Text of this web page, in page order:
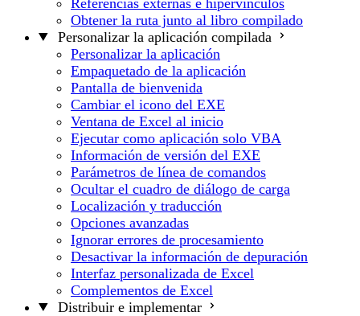
Obtener la ruta junto al libro compilado
Personalizar la aplicación compilada
Personalizar la aplicación
Empaquetado de la aplicación
Pantalla de bienvenida
Cambiar el icono del EXE
Ventana de Excel al inicio
Ejecutar como aplicación solo VBA
Información de versión del EXE
Parámetros de línea de comandos
Ocultar el cuadro de diálogo de carga
Localización y traducción
Opciones avanzadas
Ignorar errores de procesamiento
Desactivar la información de depuración
Interfaz personalizada de Excel
Complementos de Excel
Distribuir e implementar